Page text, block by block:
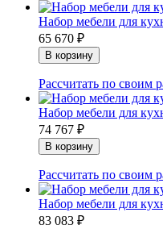
Набор мебели для
65 670 ₽
Рассчитать по своим
Набор мебели для
74 767 ₽
Рассчитать по своим
Набор мебели для
83 083 ₽